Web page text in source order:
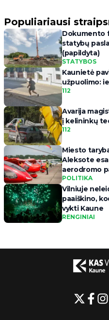
Populiariausi
Dokumento
statybų
(papildyta)
STATYBOS
Kaunietė
užpuolimo:
112
Avarija
į kelininkų
112
Miesto
Aleksote
aerodromo
POLITIKA
Vilniuje
paaiškino,
vykti Kaune
RENGINIAI